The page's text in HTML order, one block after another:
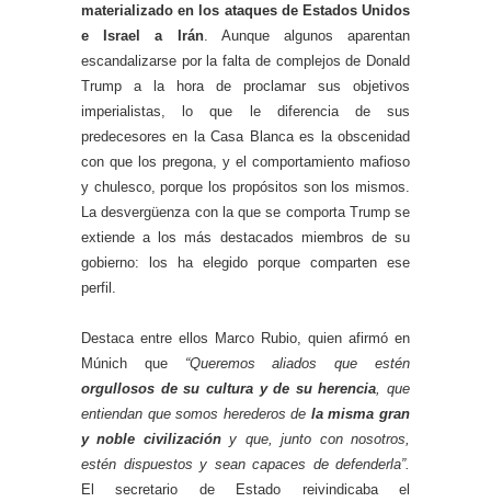
materializado en los ataques de Estados Unidos
e Israel a Irán. Aunque algunos aparentan
escandalizarse por la falta de complejos de Donald
Trump a la hora de proclamar sus objetivos
imperialistas, lo que le diferencia de sus
predecesores en la Casa Blanca es la obscenidad
con que los pregona, y el comportamiento mafioso
y chulesco, porque los propósitos son los mismos.
La desvergüenza con la que se comporta Trump se
extiende a los más destacados miembros de su
gobierno: los ha elegido porque comparten ese
perfil.
Destaca entre ellos Marco Rubio, quien afirmó en
Múnich que “Queremos aliados que estén
orgullosos de su cultura y de su herencia , que
entiendan que somos herederos de la misma gran
y noble civilizacióny que, junto con nosotros,
estén dispuestos y sean capaces de defenderla”.
El secretario de Estado reivindicaba el